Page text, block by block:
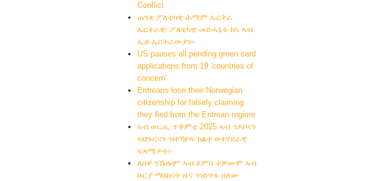
Conflict
ጠንቂ ፖለቲካዊ ሕማም ኤርትራ
ኤርትራዊ፡ ፖለቲካዊ መድሓኒቱ ከኣ ኣብ
ኢድ ኤርትራውያን፡-
US pauses all pending green card
applications from 19 'countries of
concern'
Eritreans lose their Norwegian
citizenship for falsely claiming
they fled from the Eritrean regime
ኣብ ወርሒ ጥቅምቲ 2025 ኣብ ጎዶቦናን
ኣህጉርናን ዝተኻየዱ ክልተ ወተሃደራዊ
ፍጻሜታት፡-
ለበዋ ንኹሎም ኣብ ደምበ ተቓውሞ ኣብ
ዙርያ ማዕከናት ዜና ንዝነጥፉ ዘለው